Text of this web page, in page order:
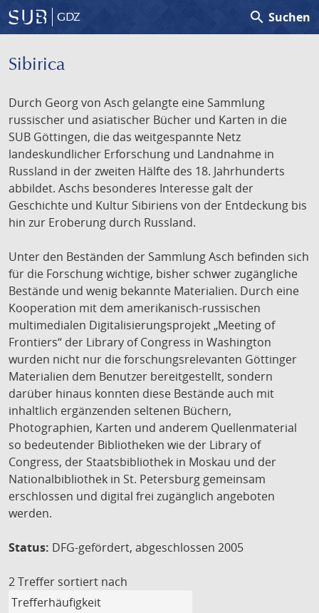
GDZ search Suchen
Sibirica
Durch Georg von Asch gelangte eine Sammlung
russischer und asiatischer Bücher und Karten in die
SUB Göttingen, die das weitgespannte Netz
landeskundlicher Erforschung und Landnahme in
Russland in der zweiten Hälfte des 18. Jahrhunderts
abbildet. Aschs besonderes Interesse galt der
Geschichte und Kultur Sibiriens von der Entdeckung bis
hin zur Eroberung durch Russland.
Unter den Beständen der Sammlung Asch befinden sich
für die Forschung wichtige, bisher schwer zugängliche
Bestände und wenig bekannte Materialien. Durch eine
Kooperation mit dem amerikanisch-russischen
multimedialen Digitalisierungsprojekt „Meeting of
Frontiers“ der Library of Congress in Washington
wurden nicht nur die forschungsrelevanten Göttinger
Materialien dem Benutzer bereitgestellt, sondern
darüber hinaus konnten diese Bestände auch mit
inhaltlich ergänzenden seltenen Büchern,
Photographien, Karten und anderem Quellenmaterial
so bedeutender Bibliotheken wie der Library of
Congress, der Staatsbibliothek in Moskau und der
Nationalbibliothek in St. Petersburg gemeinsam
erschlossen und digital frei zugänglich angeboten
werden.
Status: DFG-gefördert, abgeschlossen 2005
2 Treffer sortiert nach